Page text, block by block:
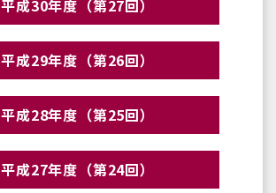
平成30年度（第27回）
平成29年度（第26回）
平成28年度（第25回）
平成27年度（第24回）